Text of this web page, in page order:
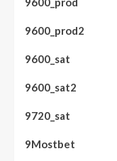
9600_prod2
9600_sat
9600_sat2
9720_sat
9Mostbet